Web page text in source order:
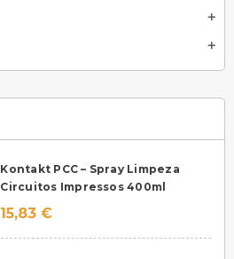
add
add
Kontakt PCC – Spray Limpeza
Circuitos Impressos 400ml
15,83 €